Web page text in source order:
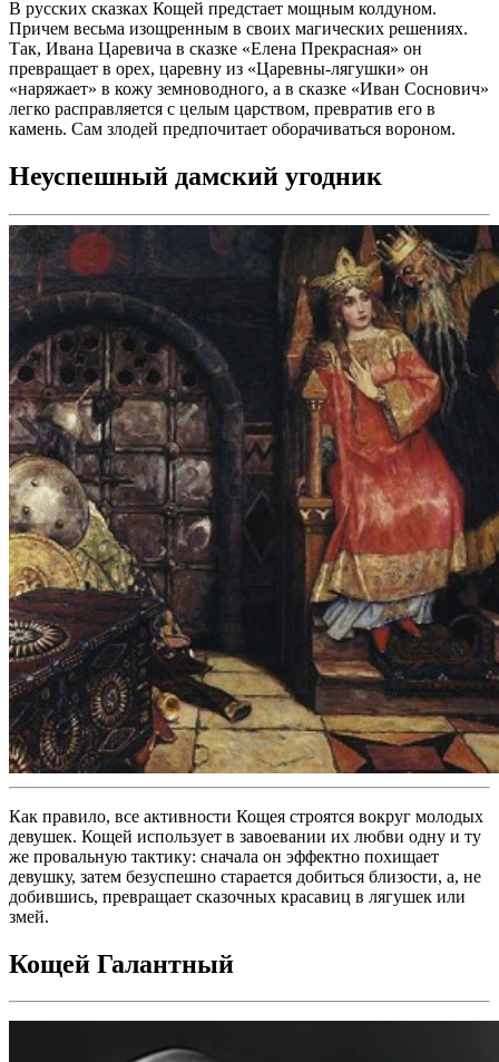
В русских сказках Кощей предстает мощным колдуном.
Причем весьма изощренным в своих магических решениях.
Так, Ивана Царевича в сказке «Елена Прекрасная» он
превращает в орех, царевну из «Царевны-лягушки» он
«наряжает» в кожу земноводного, а в сказке «Иван Соснович»
легко расправляется с целым царством, превратив его в
камень. Сам злодей предпочитает оборачиваться вороном.
Неуспешный дамский угодник
Как правило, все активности Кощея строятся вокруг молодых
девушек. Кощей использует в завоевании их любви одну и ту
же провальную тактику: сначала он эффектно похищает
девушку, затем безуспешно старается добиться близости, а, не
добившись, превращает сказочных красавиц в лягушек или
змей.
Кощей Галантный